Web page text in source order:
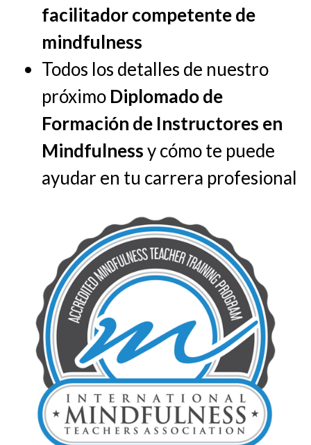
facilitador competente de
mindfulness
Todos los detalles de nuestro
próximo Diplomado de
Formación de Instructores en
Mindfulnessy cómo te puede
ayudar en tu carrera profesional